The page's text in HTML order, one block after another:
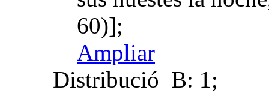
60)];
Ampliar
Distribució B: 1;